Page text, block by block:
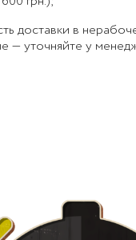
доставки в
— уточняйте у